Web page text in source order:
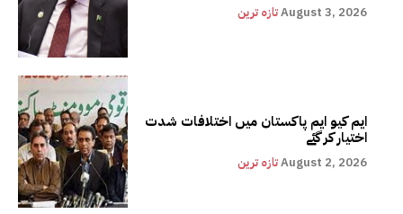
تازہ ترینAugust 3, 2026
ایم کیو ایم پاکستان میں اختلافات شدت
اختیار کر گئے
تازہ ترینAugust 2, 2026